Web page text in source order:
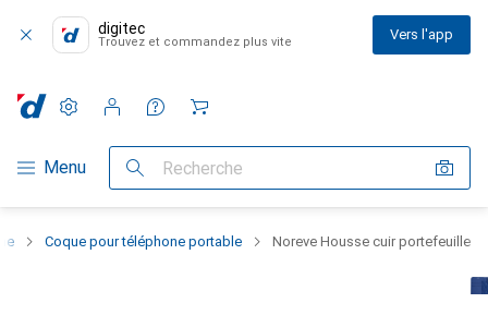
digitec
Trouvez et commandez plus vite Vers l'app
Navigation par catégorie
Menu Recherche
Paramètres
Compte client
Listes de comparaison
Listes d'envies
Panier
Coque pour téléphone portable Noreve Housse cuir portefeuille